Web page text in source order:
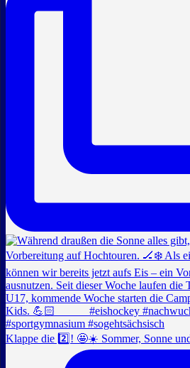
Klappe die 2️⃣! 🤩☀️ Sommer, Sonne